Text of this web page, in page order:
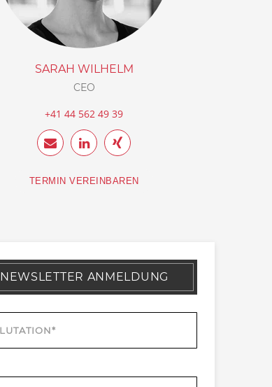
SARAH WILHELM
CEO
+41 44 562 49 39
TERMIN VEREINBAREN
NEWSLETTER ANMELDUNG